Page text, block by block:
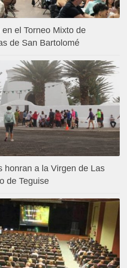
el Torneo Mixto de
de San Bartolomé
honran a la Virgen de Las
de Teguise